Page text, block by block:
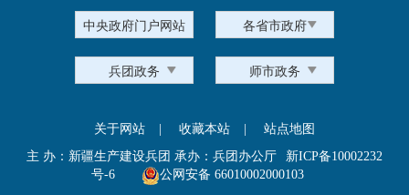
中央政府门户网站 各省市政府
兵团政务 师市政务
关于网站 收藏本站
站点地图
主 办：新疆生产建设兵团 承办：兵团办公厅
新ICP备10002232
号-6
公网安备 66010002000103